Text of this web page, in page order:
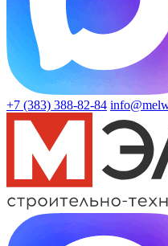
+7 (383) 388-82-84